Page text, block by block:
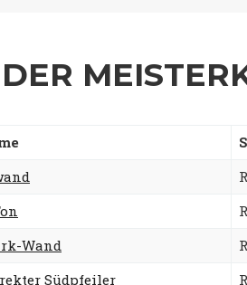
Wand
Südpfeiler